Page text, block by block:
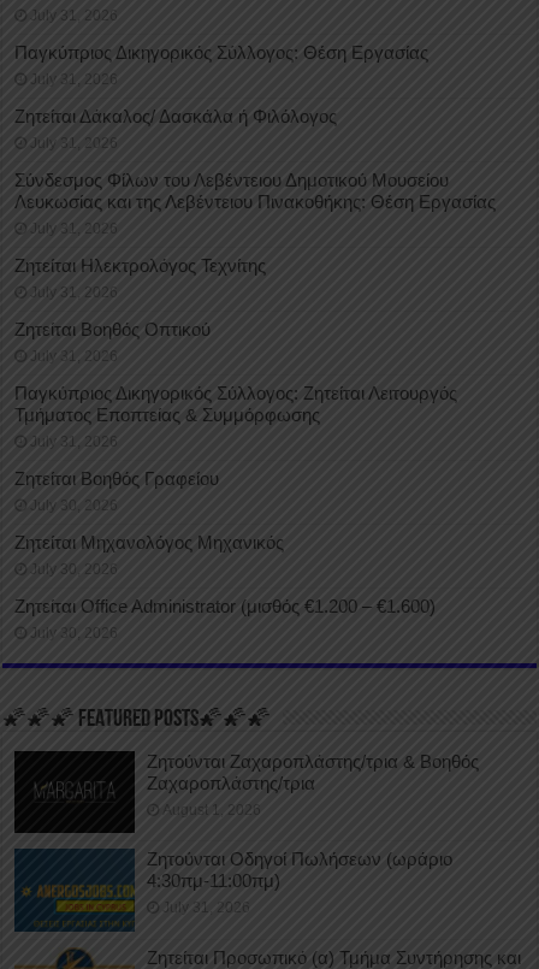
July 31, 2026
Παγκύπριος Δικηγορικός Σύλλογος: Θέση Εργασίας
July 31, 2026
Ζητείται Δάκαλος/ Δασκάλα ή Φιλόλογος
July 31, 2026
Σύνδεσμος Φίλων του Λεβέντειου Δημοτικού Μουσείου
Λευκωσίας και της Λεβέντειου Πινακοθήκης: Θέση Εργασίας
July 31, 2026
Ζητείται Ηλεκτρολόγος Τεχνίτης
July 31, 2026
Ζητείται Βοηθός Οπτικού
July 31, 2026
Παγκύπριος Δικηγορικός Σύλλογος: Ζητείται Λειτουργός
Τμήματος Εποπτείας & Συμμόρφωσης
July 31, 2026
Ζητείται Βοηθός Γραφείου
July 30, 2026
Ζητείται Μηχανολόγος Μηχανικός
July 30, 2026
Ζητείται Office Administrator (μισθός €1.200 – €1.600)
July 30, 2026
🌠🌠🌠 FEATURED POSTS🌠🌠🌠
Ζητούνται Ζαχαροπλάστης/τρια & Βοηθός
Ζαχαροπλάστης/τρια
August 1, 2026
Ζητούνται Οδηγοί Πωλήσεων (ωράριο
4:30πμ-11:00πμ)
July 31, 2026
Ζητείται Προσωπικό (α) Τμήμα Συντήρησης και